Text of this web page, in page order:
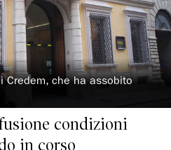
Credem, che ha assobito
condizioni
in corso